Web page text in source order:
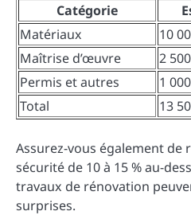
Catégorie
Matériaux
10
Maîtrise d’œuvre
2
Permis et autres
1
Total
13
Assurez-vous également de
sécurité de 10 à 15 % au-
travaux de rénovation
surprises.